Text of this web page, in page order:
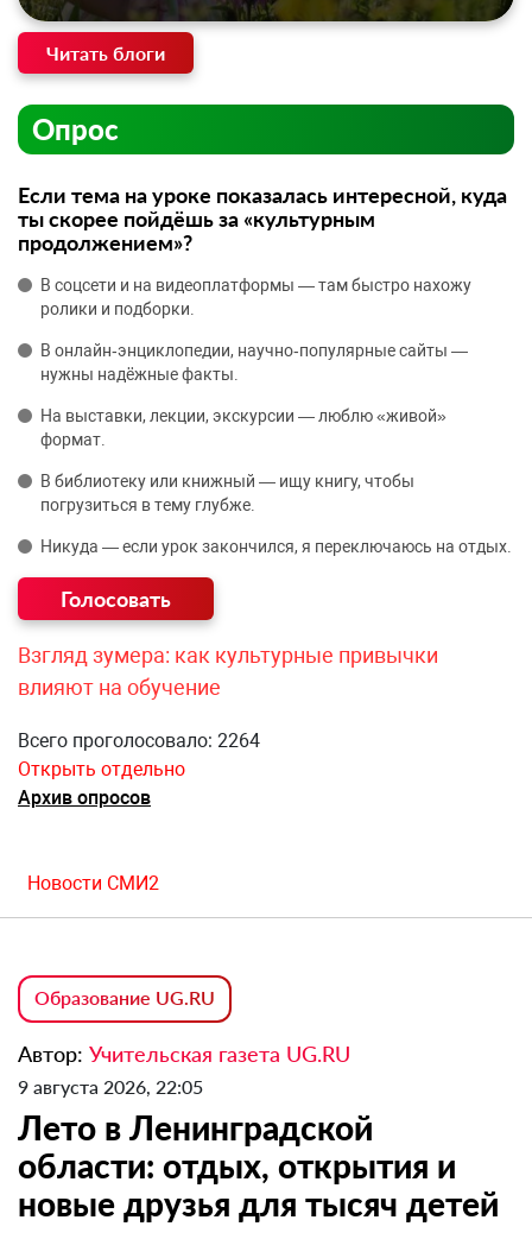
Читать блоги
Опрос
Если тема на уроке показалась интересной, куда
ты скорее пойдёшь за «культурным
продолжением»?
В соцсети и на видеоплатформы — там быстро нахожу
ролики и подборки.
В онлайн‑энциклопедии, научно‑популярные сайты —
нужны надёжные факты.
На выставки, лекции, экскурсии — люблю «живой»
формат.
В библиотеку или книжный — ищу книгу, чтобы
погрузиться в тему глубже.
Никуда — если урок закончился, я переключаюсь на отдых.
Взгляд зумера: как культурные привычки
влияют на обучение
Всего проголосовало: 2264
Открыть отдельно
Архив опросов
Новости СМИ2
Образование UG.RU
Автор: Учительская газета UG.RU
9 августа 2026, 22:05
Лето в Ленинградской
области: отдых, открытия и
новые друзья для тысяч детей